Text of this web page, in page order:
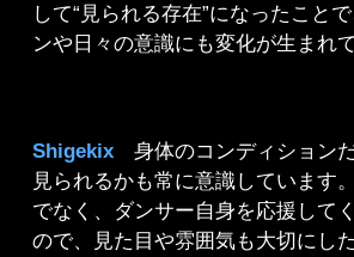
して“見られる存在”になったこと
ンや日々の意識にも変化が生まれて
Shigekix 身体のコンディション
見られるかも常に意識しています
でなく、ダンサー自身を応援して
ので、見た目や雰囲気も大切にし